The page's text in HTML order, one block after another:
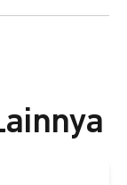
juga